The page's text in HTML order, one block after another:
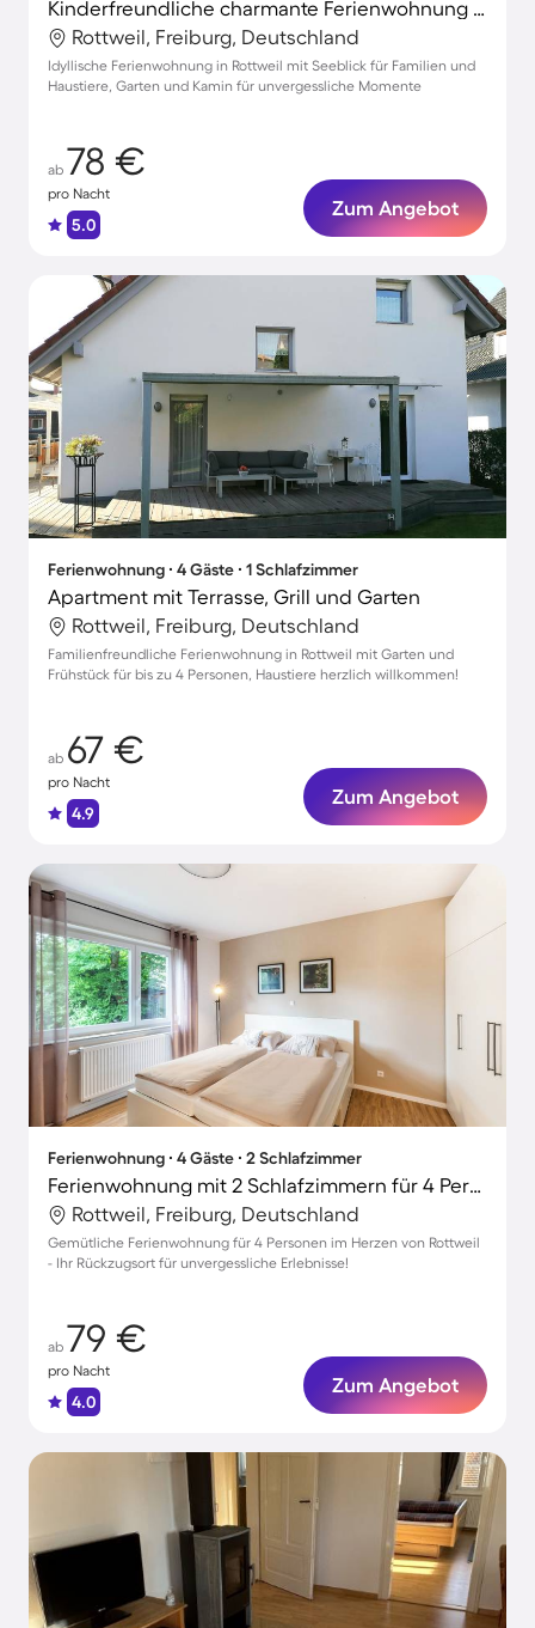
Kinderfreundliche charmante Ferienwohnung mit Terrasse, Garten und Grill | Naturblick | Haustiere erlaubt
Rottweil, Freiburg, Deutschland
Idyllische Ferienwohnung in Rottweil mit Seeblick für Familien und
Haustiere, Garten und Kamin für unvergessliche Momente
ab 78 €
pro Nacht
5.0
Zum Angebot
Ferienwohnung ∙ 4 Gäste ∙ 1 Schlafzimmer
Apartment mit Terrasse, Grill und Garten
Rottweil, Freiburg, Deutschland
Familienfreundliche Ferienwohnung in Rottweil mit Garten und
Frühstück für bis zu 4 Personen, Haustiere herzlich willkommen!
ab 67 €
pro Nacht
4.9
Zum Angebot
Ferienwohnung ∙ 4 Gäste ∙ 2 Schlafzimmer
Ferienwohnung mit 2 Schlafzimmern für 4 Personen
Rottweil, Freiburg, Deutschland
Gemütliche Ferienwohnung für 4 Personen im Herzen von Rottweil
- Ihr Rückzugsort für unvergessliche Erlebnisse!
ab 79 €
pro Nacht
4.0
Zum Angebot